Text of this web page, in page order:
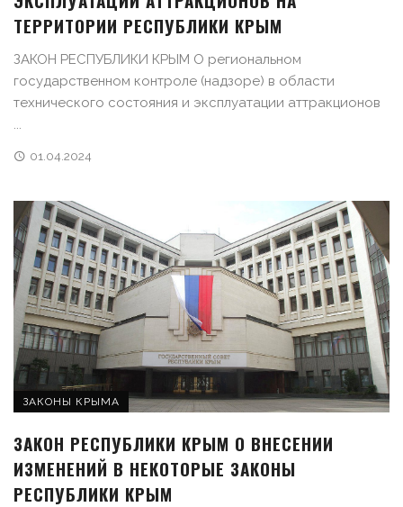
ТЕРРИТОРИИ РЕСПУБЛИКИ КРЫМ
ЗАКОН РЕСПУБЛИКИ КРЫМ О региональном
государственном контроле (надзоре) в области
технического состояния и эксплуатации аттракционов
...
01.04.2024
ЗАКОНЫ КРЫМА
ЗАКОН РЕСПУБЛИКИ КРЫМ О ВНЕСЕНИИ
ИЗМЕНЕНИЙ В НЕКОТОРЫЕ ЗАКОНЫ
РЕСПУБЛИКИ КРЫМ